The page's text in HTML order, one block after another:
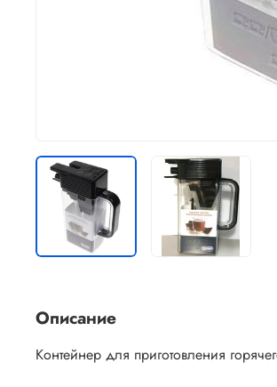
Описание
Контейнер для приготовления